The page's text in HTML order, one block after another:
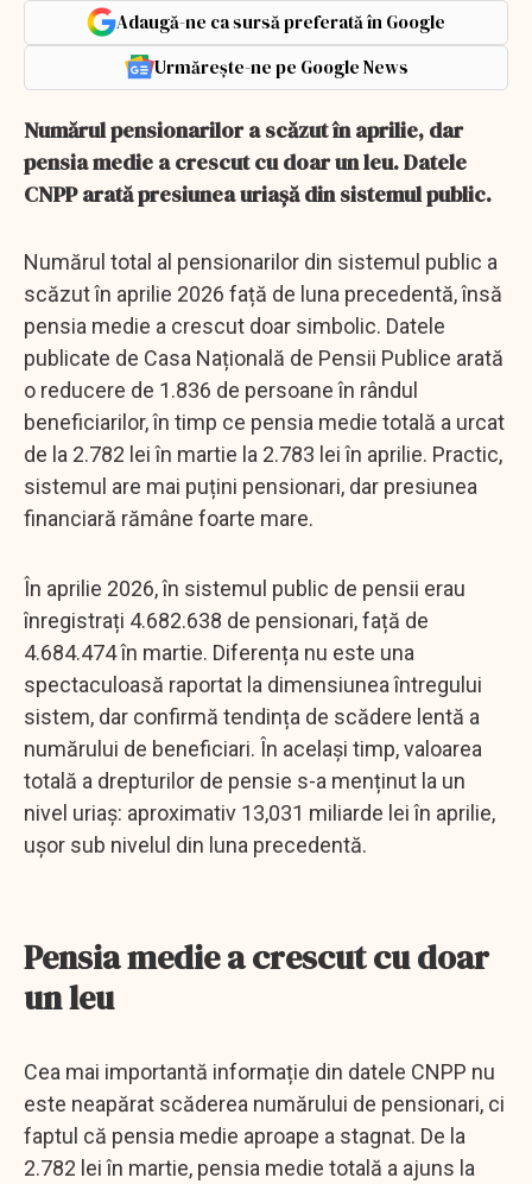
Adaugă-ne ca sursă preferată în Google
Urmărește-ne pe Google News
Numărul pensionarilor a scăzut în aprilie, dar
pensia medie a crescut cu doar un leu. Datele
CNPP arată presiunea uriașă din sistemul public.
Numărul total al pensionarilor din sistemul public a
scăzut în aprilie 2026 față de luna precedentă, însă
pensia medie a crescut doar simbolic. Datele
publicate de Casa Națională de Pensii Publice arată
o reducere de 1.836 de persoane în rândul
beneficiarilor, în timp ce pensia medie totală a urcat
de la 2.782 lei în martie la 2.783 lei în aprilie. Practic,
sistemul are mai puțini pensionari, dar presiunea
financiară rămâne foarte mare.
În aprilie 2026, în sistemul public de pensii erau
înregistrați 4.682.638 de pensionari, față de
4.684.474 în martie. Diferența nu este una
spectaculoasă raportat la dimensiunea întregului
sistem, dar confirmă tendința de scădere lentă a
numărului de beneficiari. În același timp, valoarea
totală a drepturilor de pensie s-a menținut la un
nivel uriaș: aproximativ 13,031 miliarde lei în aprilie,
ușor sub nivelul din luna precedentă.
Pensia medie a crescut cu doar
un leu
Cea mai importantă informație din datele CNPP nu
este neapărat scăderea numărului de pensionari, ci
faptul că pensia medie aproape a stagnat. De la
2.782 lei în martie, pensia medie totală a ajuns la